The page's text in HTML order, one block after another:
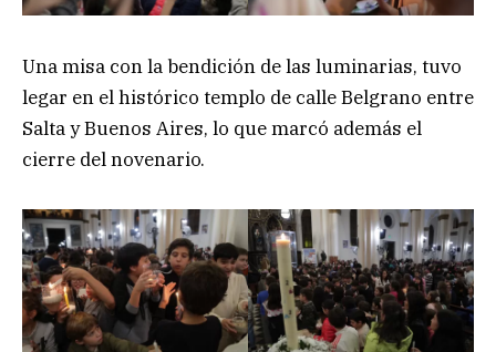
Una misa con la bendición de las luminarias, tuvo
legar en el histórico templo de calle Belgrano entre
Salta y Buenos Aires, lo que marcó además el
cierre del novenario.